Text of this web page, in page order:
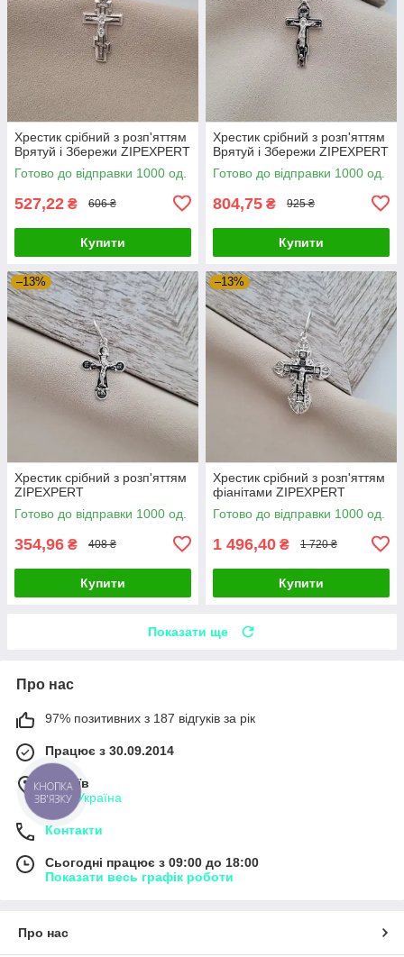
Хрестик срібний з розп'яттям
Врятуй і Збережи ZIPEXPERT
Готово до відправки 1000 од.
527,22 ₴ 606 ₴
Купити
Хрестик срібний з розп'яттям
Врятуй і Збережи ZIPEXPERT
Готово до відправки 1000 од.
804,75 ₴ 925 ₴
Купити
–13%
Хрестик срібний з розп'яттям
ZIPEXPERT
Готово до відправки 1000 од.
354,96 ₴ 408 ₴
Купити
–13%
Хрестик срібний з розп'яттям
фіанітами ZIPEXPERT
Готово до відправки 1000 од.
1 496,40 ₴ 1 720 ₴
Купити
Показати ще
Про нас
97% позитивних з 187 відгуків за рік
Працює з 30.09.2014
м. Київ
Київ, Україна
Контакти
Сьогодні працює з 09:00 до 18:00
Показати весь графік роботи
Про нас
КНОПКА
ЗВ'ЯЗКУ